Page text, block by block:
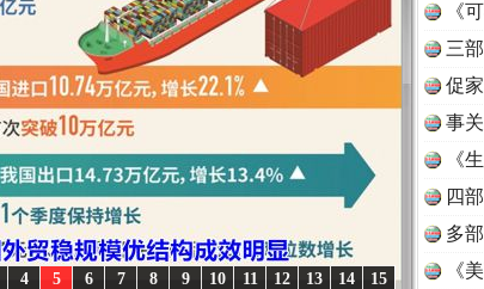
15
14
13
12
11
10
9
8
7
6
5
4
《
三
促
事
《
读
四
多
《